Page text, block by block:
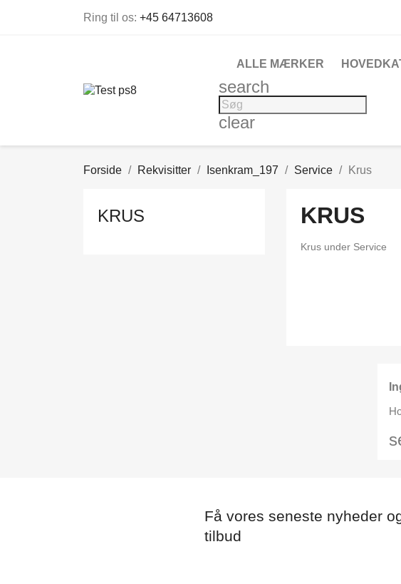
Ring til os: +45 64713608
ALLE MÆRKER
search
clear
Forside Rekvisitter Isenkram_197 Service Krus
KRUS KRUS
Krus under Service
Få vores seneste nyheder
tilbud